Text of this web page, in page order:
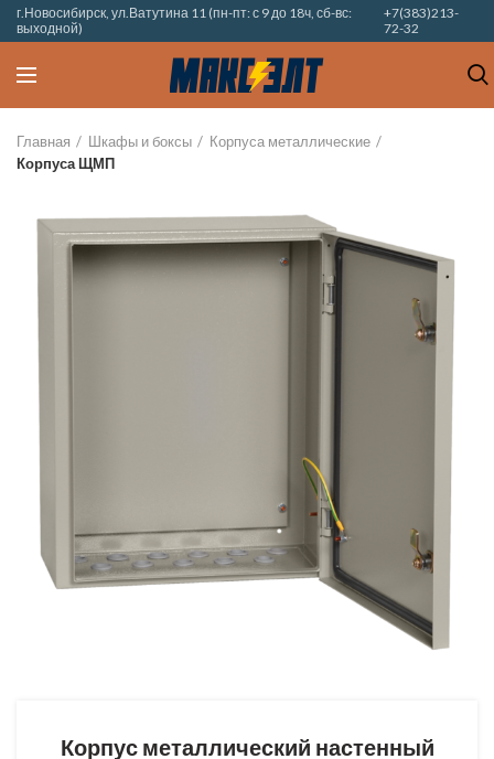
г.Новосибирск, ул.Ватутина 11 (пн-пт: с 9 до 18ч, сб-вс:
выходной)
+7(383)213-
72-32
Главная Шкафы и боксы
Корпуса металлические
Корпуса ЩМП
Корпус металлический настенный